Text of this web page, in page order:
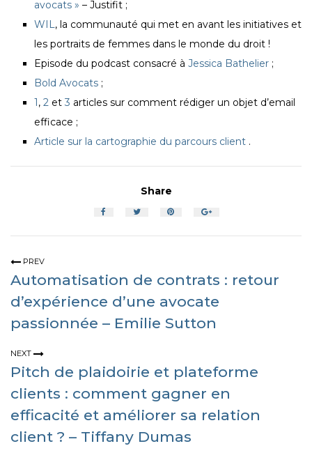
avocats » – Justifit ;
WIL, la communauté qui met en avant les initiatives et
les portraits de femmes dans le monde du droit !
Episode du podcast consacré à Jessica Bathelier ;
Bold Avocats ;
1, 2et 3 articles sur comment rédiger un objet d’email
efficace ;
Article sur la cartographie du parcours client .
Share
PREV
Automatisation de contrats : retour
d’expérience d’une avocate
passionnée – Emilie Sutton
NEXT
Pitch de plaidoirie et plateforme
clients : comment gagner en
efficacité et améliorer sa relation
client ? – Tiffany Dumas